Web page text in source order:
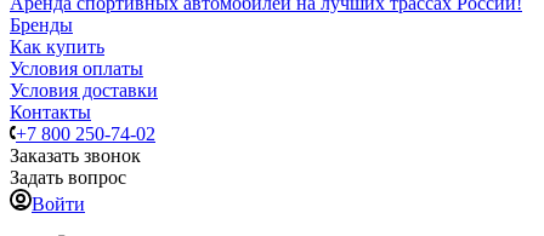
Бренды
Как купить
Условия оплаты
Условия доставки
Контакты
+7 800 250-74-02
Заказать звонок
Задать вопрос
Войти